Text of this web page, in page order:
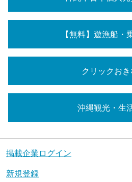
【無料】遊漁船・
クリックお
沖縄観光・生
掲載企業ログイン
新規登録